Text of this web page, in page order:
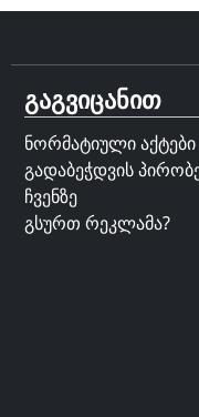
გაგვიცანით
ნორმატიული აქტები
გადაბეჭდვის
ჩვენზე
გსურთ რეკლამა?